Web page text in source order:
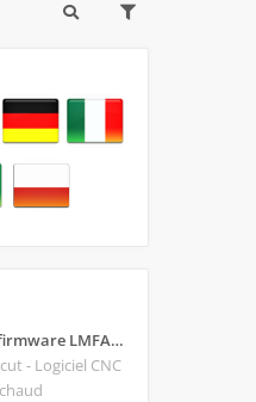
Différence entre firmware LMFAO_V4_8_0 et du GRBL
- Logiciel CNC